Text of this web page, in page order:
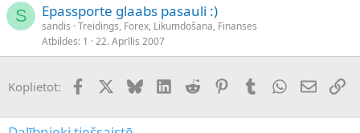
S Epassporte glaabs pasauli :)
sandis Treidings, Forex, Likumdošana, Finanses
Atbildes 1 22. Aprīlis 2007
Koplietot: FacebookX (Twitter)
BlueskyLinkedInReddit PinterestTumblrWhatsApp
E-pasts